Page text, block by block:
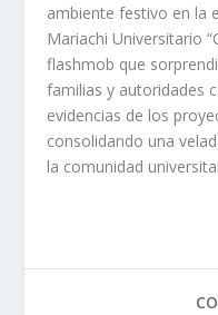
ambiente festivo en la
Mariachi Universitario
flashmob que
familias y autoridades
evidencias de los
consolidando una
la comunidad